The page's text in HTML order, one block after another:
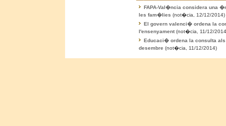
FAPA-Val�ncia considera una
les fam�lies (not�cia, 12/12/2014)
El govern valenci� ordena la
l'ensenyament (not�cia, 11/12/
Educaci� ordena la consulta
desembre (not�cia, 11/12/2014)